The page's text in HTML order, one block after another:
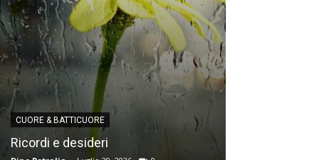
CUORE & BATTICUORE
Ricordi e desideri